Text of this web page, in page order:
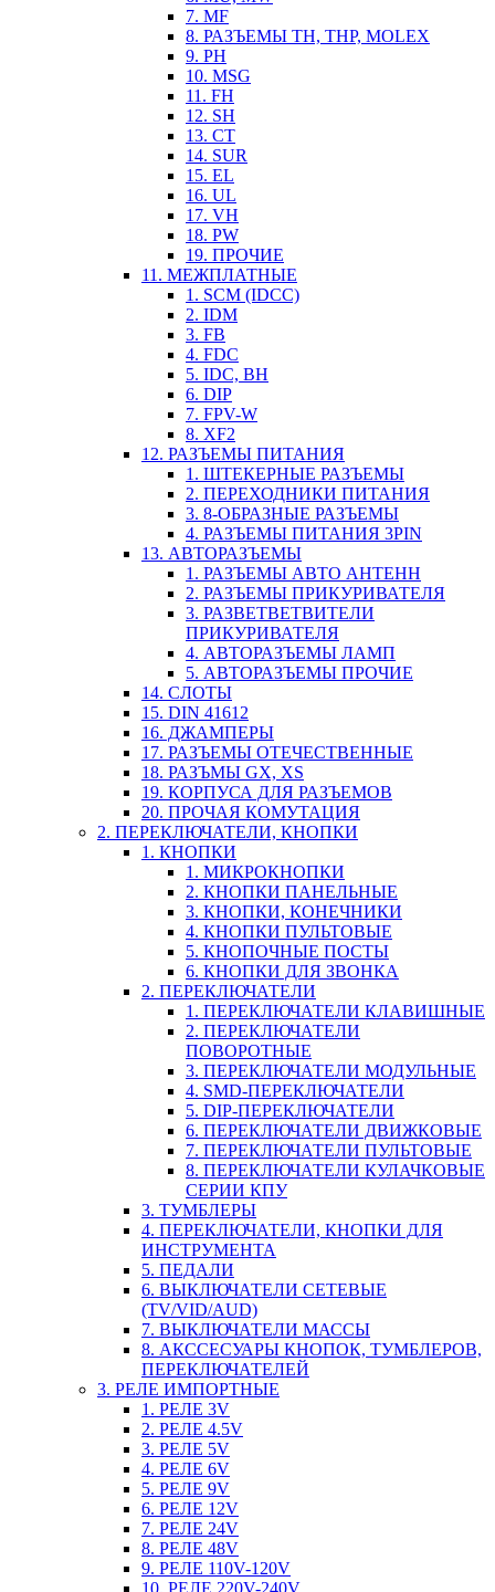
7. MF
8. РАЗЪЕМЫ TH, THP, MOLEX
9. PH
10. MSG
11. FH
12. SH
13. CT
14. SUR
15. EL
16. UL
17. VH
18. PW
19. ПРОЧИЕ
11. МЕЖПЛАТНЫЕ
1. SCM (IDCC)
2. IDM
3. FB
4. FDC
5. IDC, BH
6. DIP
7. FPV-W
8. XF2
12. РАЗЪЕМЫ ПИТАНИЯ
1. ШТЕКЕРНЫЕ РАЗЪЕМЫ
2. ПЕРЕХОДНИКИ ПИТАНИЯ
3. 8-ОБРАЗНЫЕ РАЗЪЕМЫ
4. РАЗЪЕМЫ ПИТАНИЯ 3PIN
13. АВТОРАЗЪЕМЫ
1. РАЗЪЕМЫ АВТО АНТЕНН
2. РАЗЪЕМЫ ПРИКУРИВАТЕЛЯ
3. РАЗВЕТВЕТВИТЕЛИ
ПРИКУРИВАТЕЛЯ
4. АВТОРАЗЪЕМЫ ЛАМП
5. АВТОРАЗЪЕМЫ ПРОЧИЕ
14. СЛОТЫ
15. DIN 41612
16. ДЖАМПЕРЫ
17. РАЗЪЕМЫ ОТЕЧЕСТВЕННЫЕ
18. РАЗЪМЫ GX, XS
19. КОРПУСА ДЛЯ РАЗЪЕМОВ
20. ПРОЧАЯ КОМУТАЦИЯ
2. ПЕРЕКЛЮЧАТЕЛИ, КНОПКИ
1. КНОПКИ
1. МИКРОКНОПКИ
2. КНОПКИ ПАНЕЛЬНЫЕ
3. КНОПКИ, КОНЕЧНИКИ
4. КНОПКИ ПУЛЬТОВЫЕ
5. КНОПОЧНЫЕ ПОСТЫ
6. КНОПКИ ДЛЯ ЗВОНКА
2. ПЕРЕКЛЮЧАТЕЛИ
1. ПЕРЕКЛЮЧАТЕЛИ КЛАВИШНЫЕ
2. ПЕРЕКЛЮЧАТЕЛИ
ПОВОРОТНЫЕ
3. ПЕРЕКЛЮЧАТЕЛИ МОДУЛЬНЫЕ
4. SMD-ПЕРЕКЛЮЧАТЕЛИ
5. DIP-ПЕРЕКЛЮЧАТЕЛИ
6. ПЕРЕКЛЮЧАТЕЛИ ДВИЖКОВЫЕ
7. ПЕРЕКЛЮЧАТЕЛИ ПУЛЬТОВЫЕ
8. ПЕРЕКЛЮЧАТЕЛИ КУЛАЧКОВЫЕ
СЕРИИ КПУ
3. ТУМБЛЕРЫ
4. ПЕРЕКЛЮЧАТЕЛИ, КНОПКИ ДЛЯ
ИНСТРУМЕНТА
5. ПЕДАЛИ
6. ВЫКЛЮЧАТЕЛИ СЕТЕВЫЕ
(TV/VID/AUD)
7. ВЫКЛЮЧАТЕЛИ МАССЫ
8. АКССЕСУАРЫ КНОПОК, ТУМБЛЕРОВ,
ПЕРЕКЛЮЧАТЕЛЕЙ
3. РЕЛЕ ИМПОРТНЫЕ
1. РЕЛЕ 3V
2. РЕЛЕ 4.5V
3. РЕЛЕ 5V
4. РЕЛЕ 6V
5. РЕЛЕ 9V
6. РЕЛЕ 12V
7. РЕЛЕ 24V
8. РЕЛЕ 48V
9. РЕЛЕ 110V-120V
10. РЕЛЕ 220V-240V